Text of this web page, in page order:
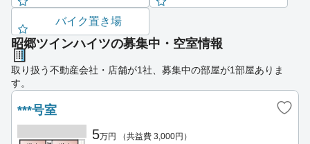
バイク置き場
昭郷ツインハイツの募集中・空室情報
取り扱う不動産会社・店舗が1社、募集中の部屋が1部屋ありま
す。
***号室
5万円 （共益費 3,000円）